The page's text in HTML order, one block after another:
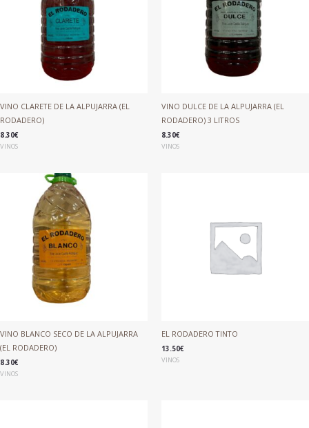
VINO CLARETE DE LA ALPUJARRA (EL
RODADERO)
8.30€
VINOS
VINO DULCE DE LA ALPUJARRA (EL
RODADERO) 3 LITROS
8.30€
VINOS
VINO BLANCO SECO DE LA ALPUJARRA
(EL RODADERO)
8.30€
VINOS
EL RODADERO TINTO
13.50€
VINOS